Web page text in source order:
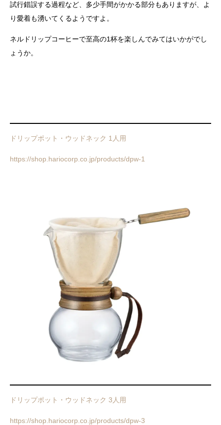
試行錯誤する過程など、多少手間がかかる部分もありますが、よ
り愛着も湧いてくるようですよ。
ネルドリップコーヒーで至高の1杯を楽しんでみてはいかがでし
ょうか。
ドリップポット・ウッドネック 1人用
https://shop.hariocorp.co.jp/products/dpw-1
ドリップポット・ウッドネック 3人用
https://shop.hariocorp.co.jp/products/dpw-3